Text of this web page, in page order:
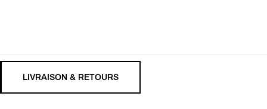
LIVRAISON & RETOURS